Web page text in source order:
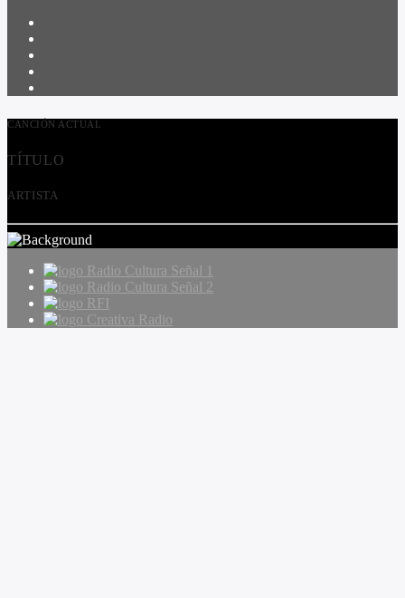
CANCIÓN ACTUAL
TÍTULO
ARTISTA
Radio Cultura Señal 1
Radio Cultura Señal 2
RFI
Creativa Radio